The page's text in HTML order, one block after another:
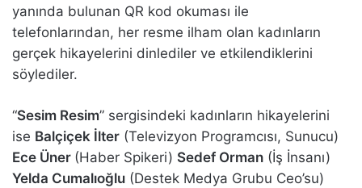
yanında bulunan QR kod okuması ile
telefonlarından, her resme ilham olan kadınların
gerçek hikayelerini dinlediler ve etkilendiklerini
söylediler.
“Sesim Resim” sergisindeki kadınların hikayelerini
ise Balçiçek İlter (Televizyon Programcısı, Sunucu)
Ece Üner (Haber Spikeri) Sedef Orman (İş İnsanı)
Yelda Cumalıoğlu (Destek Medya Grubu Ceo’su)